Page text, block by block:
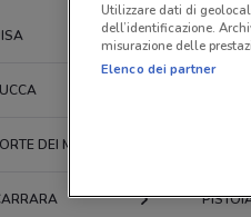
DEI MARMI
Utilizzare dati di
dell’identificazione.
misurazione delle
Elenco dei partner